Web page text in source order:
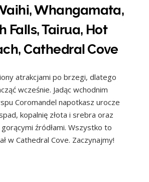
Whangamata,
Falls, Tairua, Hot
Cathedral Cove
atrakcjami po brzegi, dlatego
wcześnie. Jadąc wchodnim
Coromandel napotkasz urocze
kopalnię złota i srebra oraz
źródłami. Wszystko to
w Cathedral Cove. Zaczynajmy!